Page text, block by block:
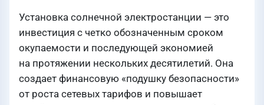
Установка солнечной электростанции — это
инвестиция с четко обозначенным сроком
окупаемости и последующей экономией
на протяжении нескольких десятилетий. Она
создает финансовую «подушку безопасности»
от роста сетевых тарифов и повышает